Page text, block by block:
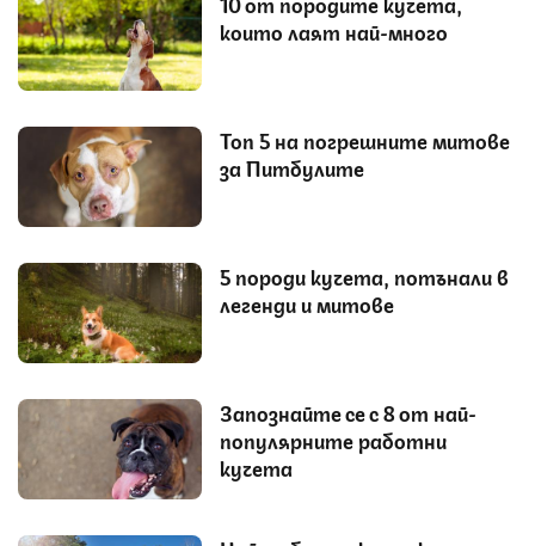
които лаят най-много
Топ 5 на погрешните митове
за Питбулите
5 породи кучета, потънали в
легенди и митове
Запознайте се с 8 от най-
популярните работни
кучета